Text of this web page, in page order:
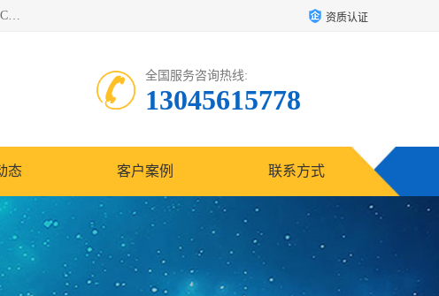
*是一家的测试、评估、检查与认机构，主要从事巴西NR10认证、NR12认证、NR13认证；ANATEL认证、INMTRO认证，欧盟CE认证：MD认证，PED认证，MID认证，ATEX认证，德国蓝色天使认证。 资质认证
全国服务咨询热线:
13045615778
态 客户案例 联系方式